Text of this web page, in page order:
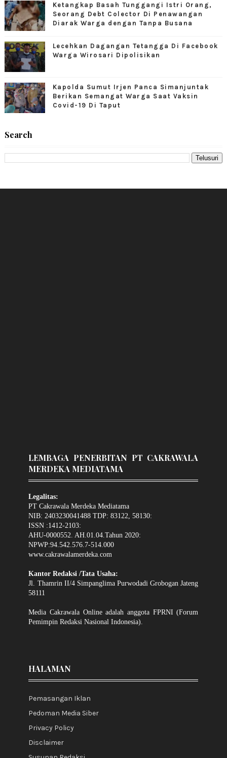
Ketangkap Basah Tunggangi Istri Orang,
Seorang Debt Colector Di Penawangan
Diarak Warga dengan Tanpa Busana
Lecehkan Dagangan Tetangga Di Facebook
Warga Wirosari Dipolisikan
Kapolda Sumut Irjen Panca Simanjuntak
Berikan Semangat Warga Saat Vaksin
Covid-19 Di Taput
Search
LEMBAGA PENERBITAN PT CAKRAWALA
MERDEKA MEDIATAMA
Legalitas:
PT Cakrawala Merdeka Mediatama
NIB: 2403230041488 TDP: 83122, 58130:
ISSN :1412-2103:
AHU-0000552. AH.01.04.Tahun 2020:
NPWP:94.542.576.7-514.000
www.cakrawalamerdeka.com
Kantor Redaksi /Tata Usaha:
Jl. Thamrin II/4 Simpanglima Purwodadi Grobogan Jateng
58111
Media Cakrawala Online adalah anggota FPRNI (Forum
Pemimpin Redaksi Nasional Indonesia).
HALAMAN
Pemasangan Iklan
Pedoman Media Siber
Privacy Policy
Disclaimer